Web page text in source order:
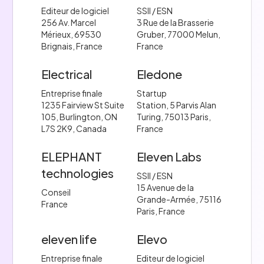
Editeur de logiciel
256 Av. Marcel
Mérieux, 69530
Brignais, France
SSII / ESN
3 Rue de la Brasserie
Gruber, 77000 Melun,
France
Electrical
Entreprise finale
1235 Fairview St Suite
105, Burlington, ON
L7S 2K9, Canada
Eledone
Startup
Station, 5 Parvis Alan
Turing, 75013 Paris,
France
ELEPHANT
technologies
Conseil
France
Eleven Labs
SSII / ESN
15 Avenue de la
Grande-Armée, 75116
Paris, France
eleven life
Entreprise finale
Elevo
Editeur de logiciel